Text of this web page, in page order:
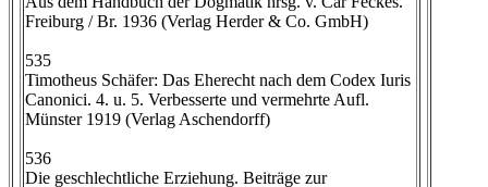
Freiburg / Br. 1936 (Verlag Herder & Co. GmbH)
535
Timotheus Schäfer: Das Eherecht nach dem Codex Iuris
Canonici. 4. u. 5. Verbesserte und vermehrte Aufl.
Münster 1919 (Verlag Aschendorff)
536
Die geschlechtliche Erziehung. Beiträge zur